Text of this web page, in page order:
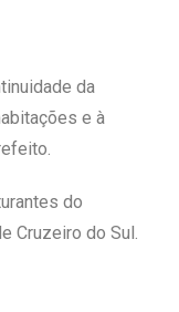
da
e à
do
Cruzeiro do Sul.